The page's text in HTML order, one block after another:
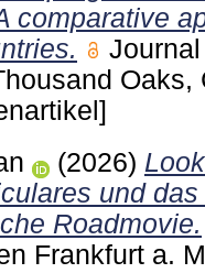
comparative
(2026)
und
Roadmovie.
Frankfurt a.